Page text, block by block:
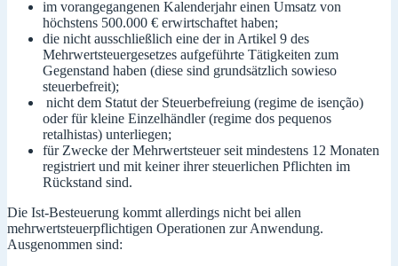
im vorangegangenen Kalenderjahr einen Umsatz von
höchstens 500.000 € erwirtschaftet haben;
die nicht ausschließlich eine der in Artikel 9 des
Mehrwertsteuergesetzes aufgeführte Tätigkeiten zum
Gegenstand haben (diese sind grundsätzlich sowieso
steuerbefreit);
nicht dem Statut der Steuerbefreiung (regime de isenção)
oder für kleine Einzelhändler (regime dos pequenos
retalhistas) unterliegen;
für Zwecke der Mehrwertsteuer seit mindestens 12 Monaten
registriert und mit keiner ihrer steuerlichen Pflichten im
Rückstand sind.
Die Ist-Besteuerung kommt allerdings nicht bei allen
mehrwertsteuerpflichtigen Operationen zur Anwendung.
Ausgenommen sind: